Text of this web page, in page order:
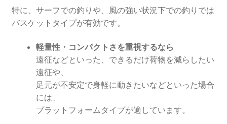
特に、サーフでの釣りや、風の強い状況下での釣りでは
バスケットタイプが有効です。
軽量性・コンパクトさを重視するなら
遠征などといった、できるだけ荷物を減らしたい
遠征や、
足元が不安定で身軽に動きたいなどといった場合
には、
プラットフォームタイプが適しています。